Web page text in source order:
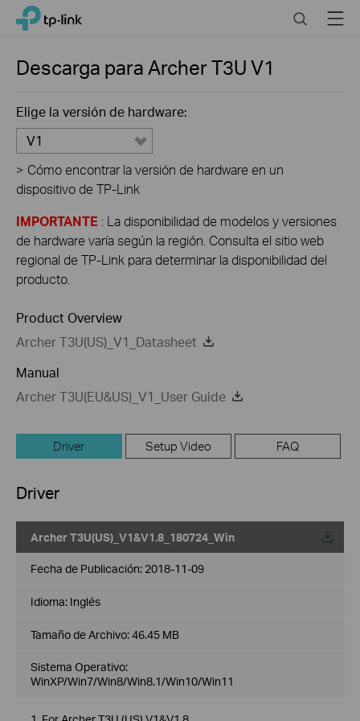
Click
navigation
TP-Link, Reliably Smart SearchMenu
Descarga paraArcher T3UV1
Elige la versión de hardware:
V1
> Cómo encontrar la versión de hardware en un
dispositivo de TP-Link
IMPORTANTE : La disponibilidad de modelos y versiones
de hardware varía según la región. Consulta el sitio web
regional de TP-Link para determinar la disponibilidad del
producto.
Product Overview
Archer T3U(US)_V1_Datasheet
Manual
Archer T3U(EU&US)_V1_User Guide
Driver Setup Video FAQ
Driver
Archer T3U(US)_V1&V1.8_180724_Win
Fecha de Publicación: 2018-11-09
Idioma: Inglés
Tamaño de Archivo:46.45 MB
Sistema Operativo:
WinXP/Win7/Win8/Win8.1/Win10/Win11